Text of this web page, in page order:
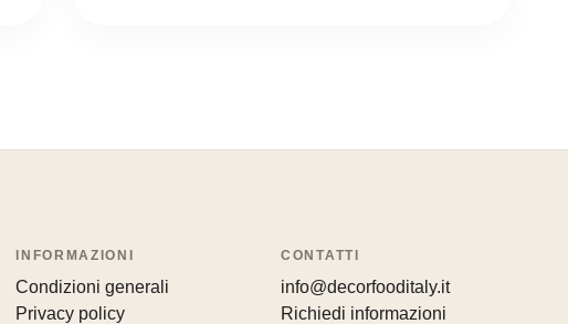
INFORMAZIONI
Condizioni generali
Privacy policy
CONTATTI
info@decorfooditaly.it
Richiedi informazioni